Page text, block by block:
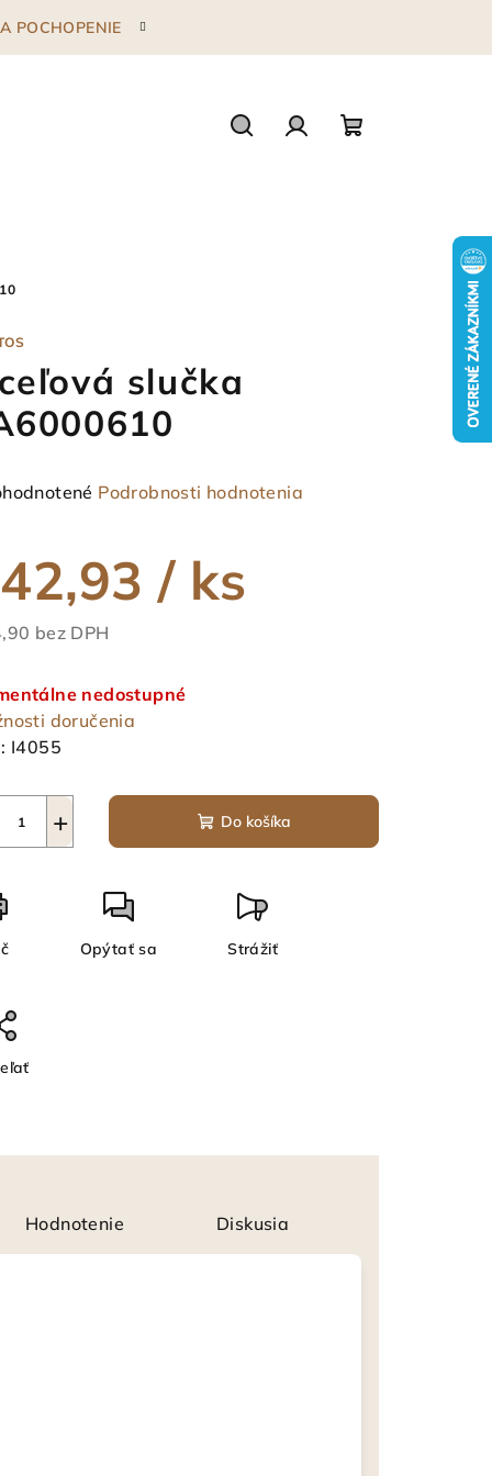
POCHOPENIE
slučka
Podrobnosti hodnotenia
/ ks
bez DPH
nedostupné
doručenia
I4055
+ Do košíka
Opýtať sa Strážiť
Hodnotenie Diskusia